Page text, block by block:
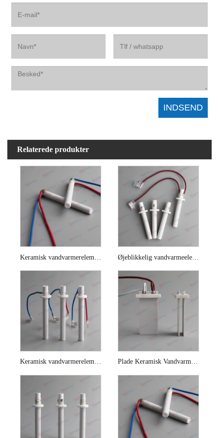
Relaterede produkter
Keramisk vandvarmerelement til instant toiletsæde Plade Keramisk Vandvarmer Element Til Smart Toilet